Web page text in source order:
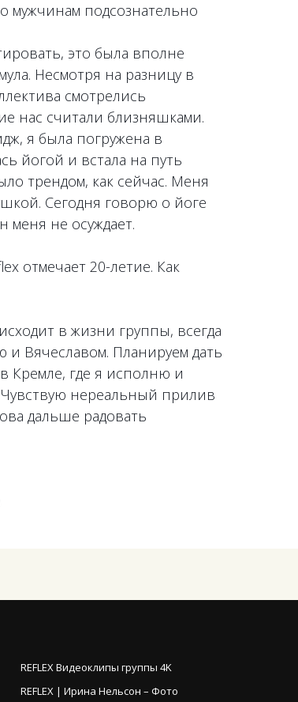
мужчинам подсознательно
это была вполне
Несмотря на разницу в
смотрелись
нас считали близняшками.
я была погружена в
йогой и встала на путь
трендом, как сейчас. Меня
Сегодня говорю о йоге
меня не осуждает.
отмечает 20-летие. Как
в жизни группы, всегда
Вячеславом. Планируем дать
где я исполню и
нереальный прилив
дальше радовать
REFLEX Видеоклипы группы 4K
REFLEX | Ирина Нельсон – Фото